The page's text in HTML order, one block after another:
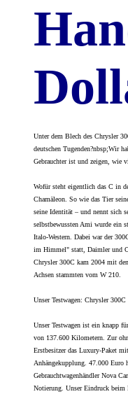
Unter dem Blech des Chrysler
deutschen Tugenden?nbsp;Wir
Gebrauchter ist und zeigen, wie
Wofür steht eigentlich das C in
Chamäleon. So wie das Tier
seine Identität – und nennt sich
selbstbewussten Ami wurde ein
Italo-Western. Dabei war der
im Himmel" statt, Daimler und
Chrysler 300C kam 2004 mit
Achsen stammten vom W 210.
Unser Testwagen: Chrysler 300C
Unser Testwagen ist ein knapp
von 137.600 Kilometern. Zur
Erstbesitzer das Luxury-Paket
Anhängekupplung. 47.000 Euro
Gebrauchtwagenhändler Nova
Notierung. Unser Eindruck beim